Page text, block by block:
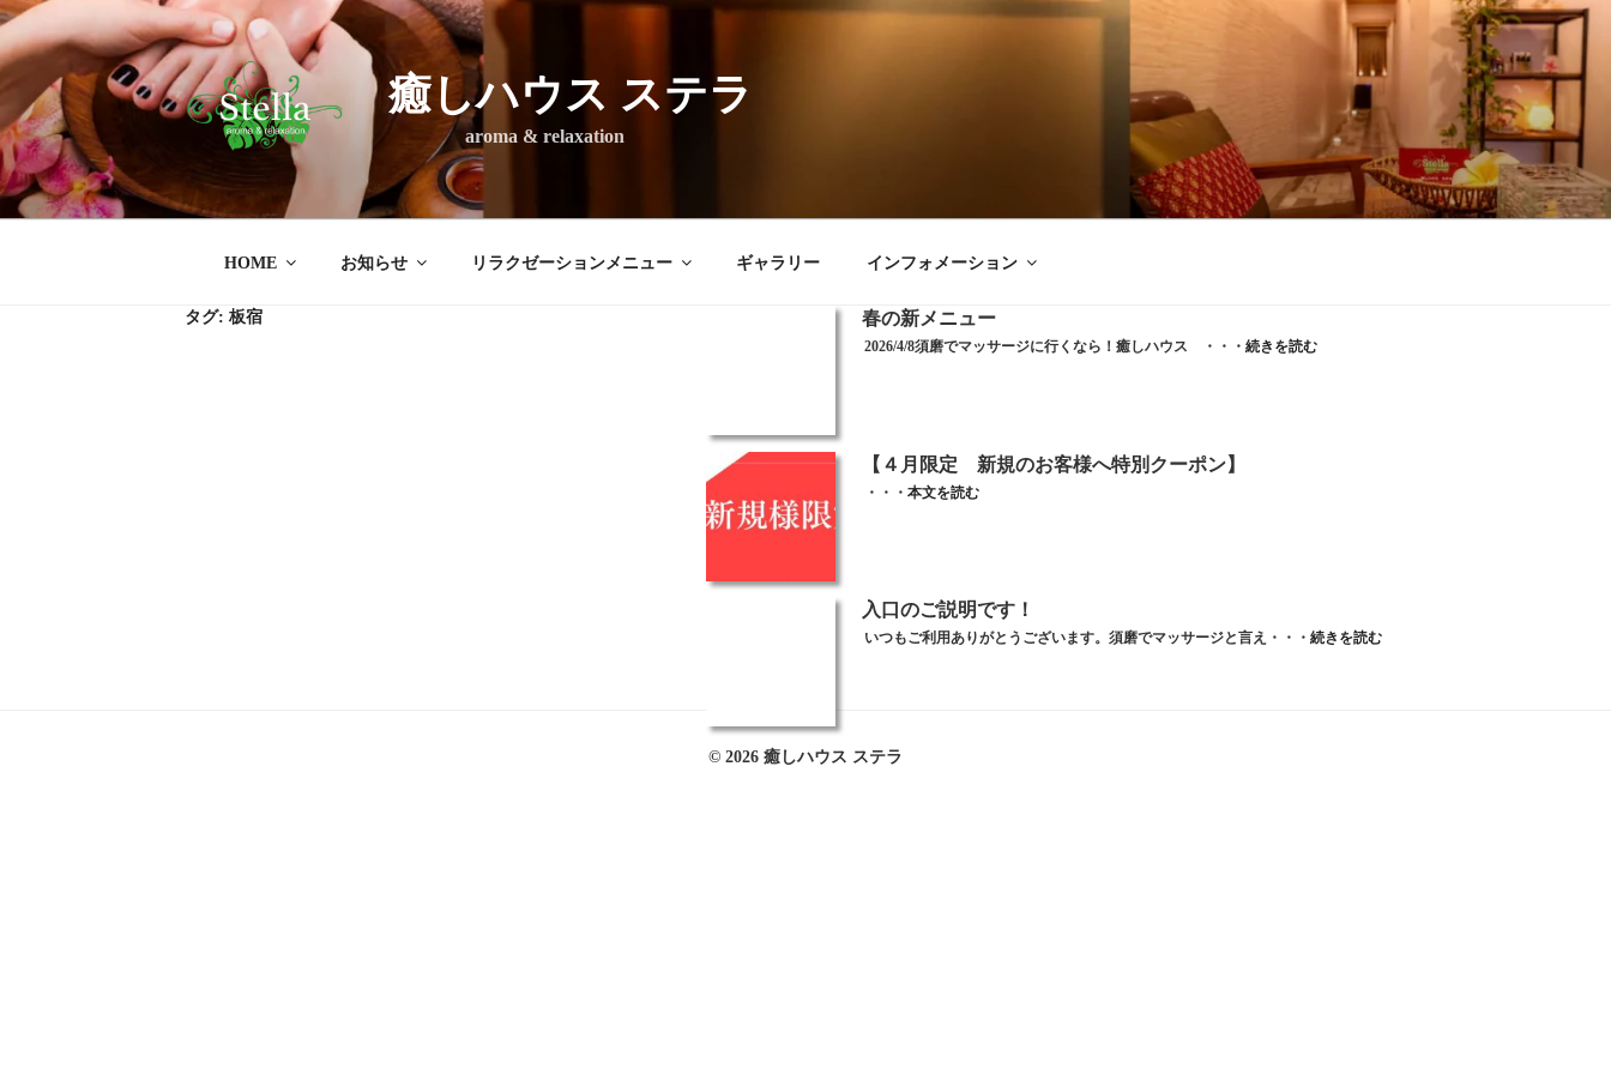
コ
ン
テ
ツ
へ
ス
キ
癒しハウス ステラ
aroma & relaxation
HOME お知らせ リラクゼーションメニュー ギャラリー インフォメーション
タグ: 板宿 春の新メニュー
2026/4/8須磨でマッサージに行くなら！癒しハウス ・・・続きを読む
【４月限定 新規のお客様へ特別クーポン】
・・・本文を読む
入口のご説明です！
いつもご利用ありがとうございます。須磨でマッサージと言え・・・続きを読む
© 2026 癒しハウス ステラ